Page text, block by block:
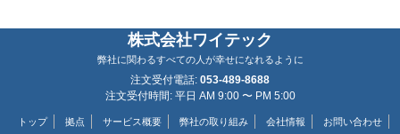
株式会社ワイテック
弊社に関わるすべての人が幸せになれるように
注文受付電話: 053-489-8688
注文受付時間: 平日 AM 9:00 〜 PM 5:00
トップ 拠点 サービス概要 弊社の取り組み 会社情報 お問い合わせ